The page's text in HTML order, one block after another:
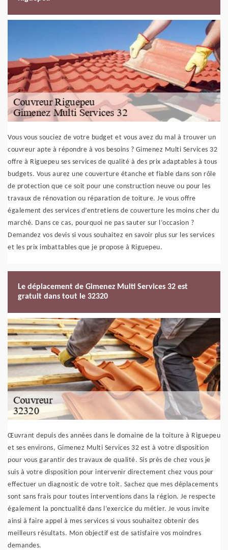
Vous vous souciez de votre budget et vous avez du mal à trouver un
couvreur apte à répondre à vos besoins ? Gimenez Multi Services 32
offre à Riguepeu ses services de qualité à des prix adaptables à tous
budgets. Vous aurez une couverture étanche et fiable dans son rôle
de protection que ce soit pour une construction neuve ou pour les
travaux de rénovation ou réparation de toiture. Je vous offre
également des services d’entretiens de couverture les moins cher du
marché. Dans ce cas, pourquoi ne pas sauter sur l’occasion ?
Demandez vos devis si vous souhaitez en savoir plus sur les services
et les prix imbattables que je propose à Riguepeu.
Le déplacement de Gimenez Multi Services 32 est
gratuit dans tout le 32320
Œuvrant depuis des années dans le domaine de la toiture à Riguepeu
et ses environs, Gimenez Multi Services 32 est à votre disposition
pour vous garantir des travaux de qualité. Sis près de chez vous je
suis à votre disposition pour intervenir directement chez vous pour
effectuer un diagnostic de votre toit. Sachez que mes déplacements
sont sans frais pour toutes interventions dans la région. Je respecte
également la ponctualité dans l’exercice du métier. Je vous invite
ainsi à faire appel à mes services si vous souhaitez obtenir des
meilleurs résultats. Mon objectif est de satisfaire vos moindres
demandes.